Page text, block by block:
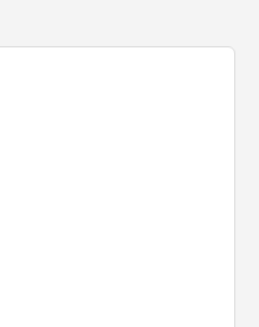
を負わないものとし